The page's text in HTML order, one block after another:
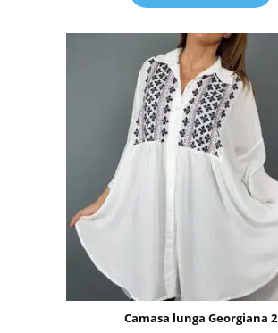
Camasa lunga Georgiana 2